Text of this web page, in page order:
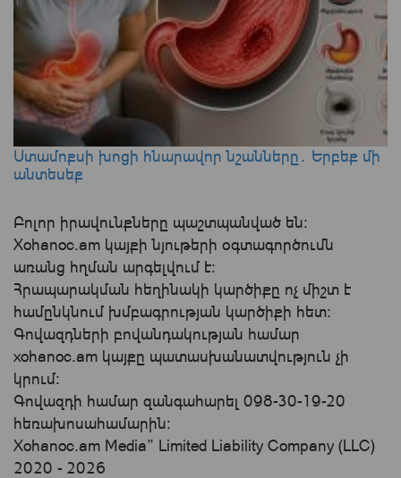
Ստամոքսի խոցի հնարավոր նշանները․ Երբեք մի
անտեսեք
Բոլոր իրավունքները պաշտպանված են:
Xohanoc.am կայքի նյութերի օգտագործումն
առանց հղման արգելվում է:
Հրապարակման հեղինակի կարծիքը ոչ միշտ է
համընկնում խմբագրության կարծիքի հետ:
Գովազդների բովանդակության համար
xohanoc.am կայքը պատասխանատվություն չի
կրում։
Գովազդի համար զանգահարել 098-30-19-20
հեռախոսահամարին:
Xohanoc.am Media” Limited Liability Company (LLC)
2020 - 2026